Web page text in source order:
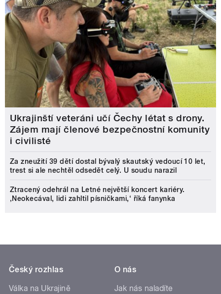
Ukrajinští veteráni učí Čechy létat s drony.
Zájem mají členové bezpečnostní komunity
i civilisté
Za zneužití 39 dětí dostal bývalý skautský vedoucí 10 let,
trest si ale nechtěl odsedět celý. U soudu narazil
Ztracený odehrál na Letné největší koncert kariéry.
‚Neokecával, lidi zahltil písničkami,‘ říká fanynka
Český rozhlas
Válka na Ukrajině
O nás
Jak nás naladíte